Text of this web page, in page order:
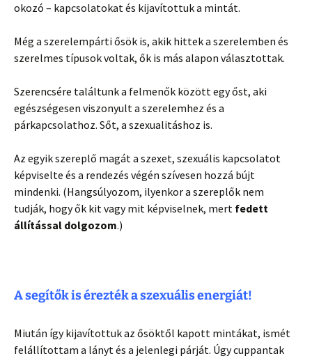
okozó – kapcsolatokat és kijavítottuk a mintát.
Még a szerelempárti ősök is, akik hittek a szerelemben és
szerelmes típusok voltak, ők is más alapon választottak.
Szerencsére találtunk a felmenők között egy őst, aki
egészségesen viszonyult a szerelemhez és a
párkapcsolathoz. Sőt, a szexualitáshoz is.
Az egyik szereplő magát a szexet, szexuális kapcsolatot
képviselte és a rendezés végén szívesen hozzá bújt
mindenki. (Hangsúlyozom, ilyenkor a szereplők nem
tudják, hogy ők kit vagy mit képviselnek, mert fedett
állítással dolgozom.)
A segítők is érezték a szexuális energiát!
Miután így kijavítottuk az ősöktől kapott mintákat, ismét
felállítottam a lányt és a jelenlegi párját. Úgy cuppantak